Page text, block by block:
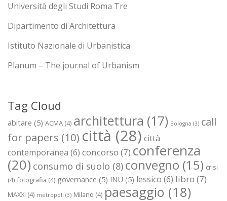
Università degli Studi Roma Tre
Dipartimento di Architettura
Istituto Nazionale di Urbanistica
Planum – The journal of Urbanism
Tag Cloud
abitare (5) ACMA (4) architettura (17) Bologna (3) call
for papers (10) città (28) città
contemporanea (6) concorso (7) conferenza
(20) consumo di suolo (8) convegno (15) crisi
(4) fotografia (4) governance (5) INU (5) lessico (6) libro (7)
MAXXI (4) metropoli (3) Milano (4) paesaggio (18)